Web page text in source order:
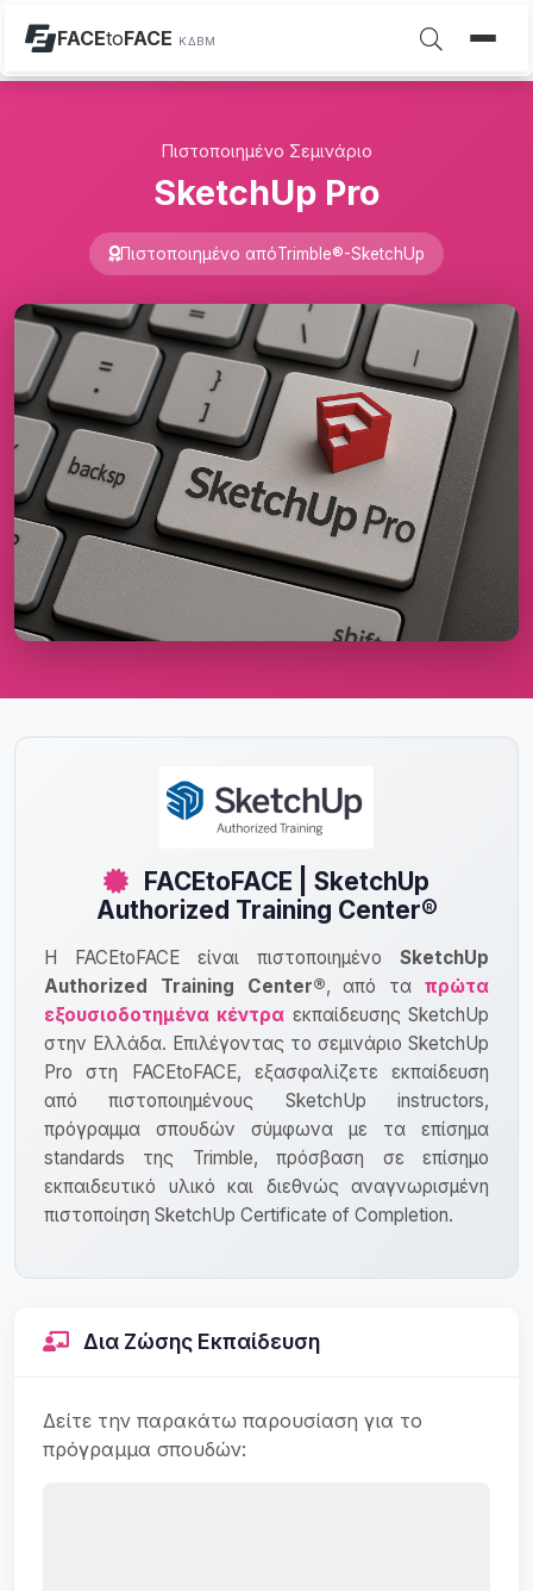
FACEtoFACE ΚΔΒΜ
Πιστοποιημένο Σεμινάριο
SketchUp Pro
Πιστοποιημένο απόTrimble®-SketchUp
FACEtoFACE | SketchUp
Authorized Training Center®
Η FACEtoFACE είναι πιστοποιημένο SketchUp
Authorized Training Center®, από ταπρώτα
εξουσιοδοτημένα κέντρα εκπαίδευσης SketchUp
στην Ελλάδα. Επιλέγοντας το σεμινάριο SketchUp
Pro στη FACEtoFACE, εξασφαλίζετε εκπαίδευση
από πιστοποιημένους SketchUp instructors,
πρόγραμμα σπουδών σύμφωνα με τα επίσημα
standards της Trimble, πρόσβαση σε επίσημο
εκπαιδευτικό υλικό και διεθνώς αναγνωρισμένη
πιστοποίηση SketchUp Certificate of Completion.
Δια Ζώσης Εκπαίδευση
Δείτε την παρακάτω παρουσίαση για το
πρόγραμμα σπουδών: